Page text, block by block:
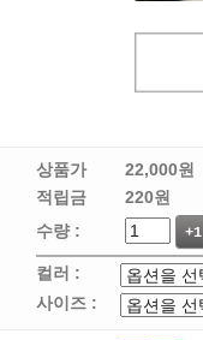
상품가 22,000원
적립금
220원
수량 :
+1
컬러 :
사이즈 :